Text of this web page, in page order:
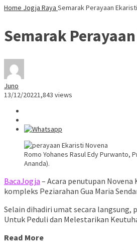
Home Jogja Raya Semarak Perayaan
Semarak
Juno
13/12/20221,843 views
Romo Yohanes Rasul Edy Purwanto,
Ananda).
BacaJogja – Acara penutupan
kompleks Peziarahan Gua Maria
Selain dihadiri umat secara langsung,
Untuk Peduli dan Melestarikan
Read More